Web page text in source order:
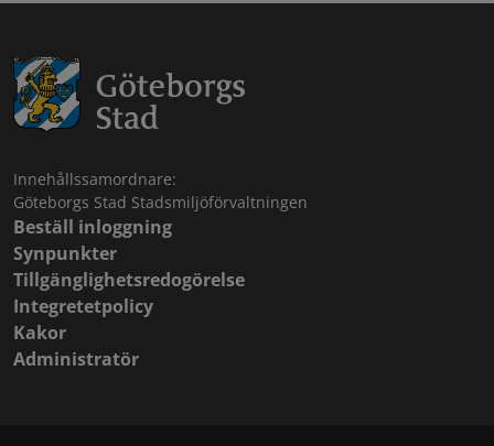
Innehållssamordnare:
Göteborgs Stad Stadsmiljöförvaltningen
Beställ inloggning
Synpunkter
Tillgänglighetsredogörelse
Integretetpolicy
Kakor
Administratör